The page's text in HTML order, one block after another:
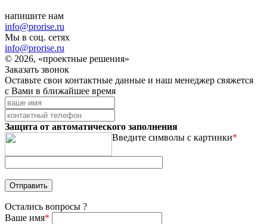
напишите нам
info@prorise.ru
Мы в соц. сетях
info@prorise.ru
© 2026, «проектные решения»
Заказать звонок
Оставьте свои контактные данные и наш менеджер свяжется
с Вами в ближайшее время
Защита от автоматического заполнения
Введите символы с картинки*
Остались вопросы ?
Ваше имя*